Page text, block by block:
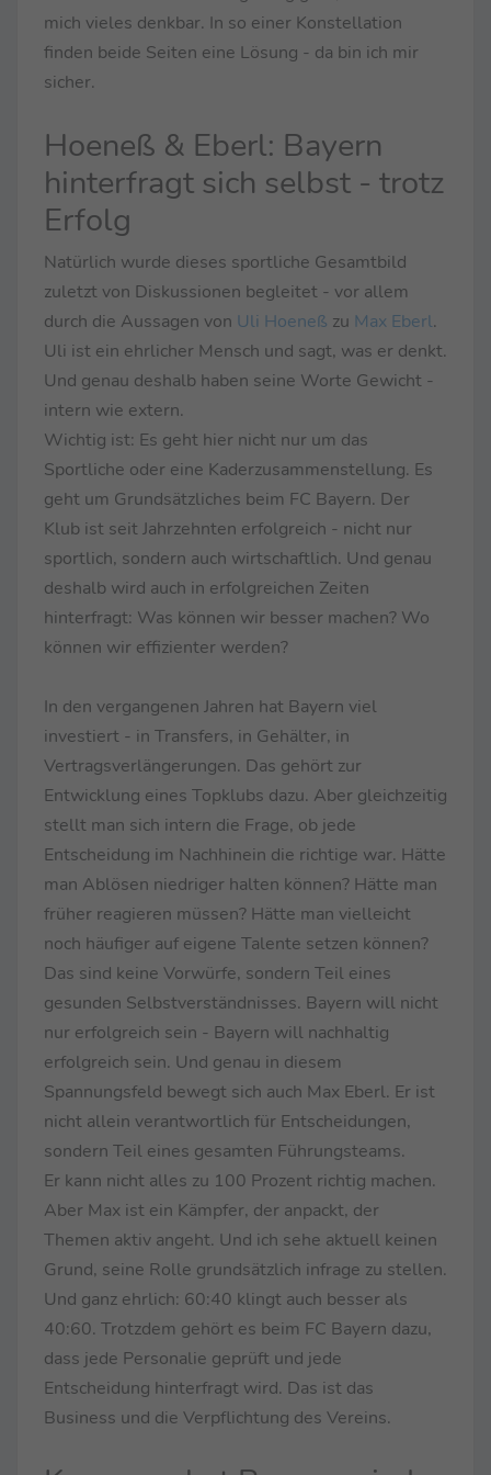
mich vieles denkbar. In so einer Konstellation
finden beide Seiten eine Lösung - da bin ich mir
sicher.
Hoeneß & Eberl: Bayern
hinterfragt sich selbst - trotz
Erfolg
Natürlich wurde dieses sportliche Gesamtbild
zuletzt von Diskussionen begleitet - vor allem
durch die Aussagen von Uli Hoeneß zu Max Eberl.
Uli ist ein ehrlicher Mensch und sagt, was er denkt.
Und genau deshalb haben seine Worte Gewicht -
intern wie extern.
Wichtig ist: Es geht hier nicht nur um das
Sportliche oder eine Kaderzusammenstellung. Es
geht um Grundsätzliches beim FC Bayern. Der
Klub ist seit Jahrzehnten erfolgreich - nicht nur
sportlich, sondern auch wirtschaftlich. Und genau
deshalb wird auch in erfolgreichen Zeiten
hinterfragt: Was können wir besser machen? Wo
können wir effizienter werden?
In den vergangenen Jahren hat Bayern viel
investiert - in Transfers, in Gehälter, in
Vertragsverlängerungen. Das gehört zur
Entwicklung eines Topklubs dazu. Aber gleichzeitig
stellt man sich intern die Frage, ob jede
Entscheidung im Nachhinein die richtige war. Hätte
man Ablösen niedriger halten können? Hätte man
früher reagieren müssen? Hätte man vielleicht
noch häufiger auf eigene Talente setzen können?
Das sind keine Vorwürfe, sondern Teil eines
gesunden Selbstverständnisses. Bayern will nicht
nur erfolgreich sein - Bayern will nachhaltig
erfolgreich sein. Und genau in diesem
Spannungsfeld bewegt sich auch Max Eberl. Er ist
nicht allein verantwortlich für Entscheidungen,
sondern Teil eines gesamten Führungsteams.
Er kann nicht alles zu 100 Prozent richtig machen.
Aber Max ist ein Kämpfer, der anpackt, der
Themen aktiv angeht. Und ich sehe aktuell keinen
Grund, seine Rolle grundsätzlich infrage zu stellen.
Und ganz ehrlich: 60:40 klingt auch besser als
40:60. Trotzdem gehört es beim FC Bayern dazu,
dass jede Personalie geprüft und jede
Entscheidung hinterfragt wird. Das ist das
Business und die Verpflichtung des Vereins.